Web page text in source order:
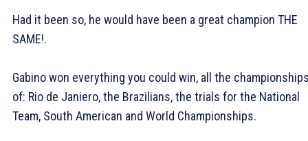
Had it been so, he would have been a great champion THE
SAME!.
Gabino won everything you could win, all the
of: Rio de Janiero, the Brazilians, the trials for the National
Team, South American and World Championships.